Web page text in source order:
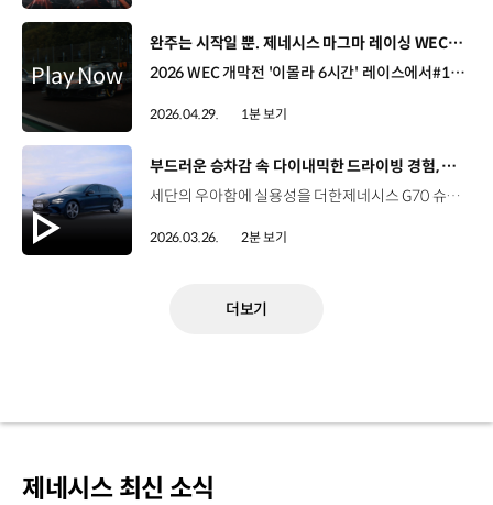
[동영상]
완주는 시작일 뿐. 제네시스 마그마 레이싱 WEC 데뷔 현장
2026 WEC 개막전 '이몰라 6시간' 레이스에서#17, #19 차량 모두 결승선을 통과하며성공적으로 데뷔를 마친 제네시스의 GMR-001 하이퍼카. 고난도 서킷 위에서 안정적인 주행을 펼친 제네시스 마그마 레이싱의 도전을 영상으로 확인해 보세요. #제네시스 #제네시스마그마레이싱 #WEC #이몰라6시간 #Genesis #GenesisMagmaRacing #GMR001
2026.04.29. 1분 보기
[동영상]
부드러운 승차감 속 다이내믹한 드라이빙 경험, 제네시스 G70 슈팅브레이크
세단의 우아함에 실용성을 더한제네시스 G70 슈팅브레이크. 후면까지 매끄럽게 확장된 스포티한 실루엣,최대 1,535L의 넓은 러기지 공간까지. 스포츠 세단의 새로운 기준을 만드는제네시스 G70 슈팅브레이크를 영상으로 확인해 보세요. #제네시스 #G70슈팅브레이크 #스포츠세단 #모빌리티 #GENESIS #G70ShootingBrake
2026.03.26. 2분 보기
더보기
제네시스 최신 소식